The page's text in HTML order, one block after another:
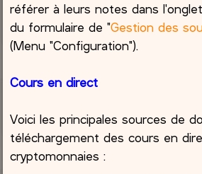
référer à leurs notes dans
du formulaire de "Gestion des
(Menu "Configuration").
Cours en direct
Voici les principales sources de
téléchargement des cours en
cryptomonnaies :